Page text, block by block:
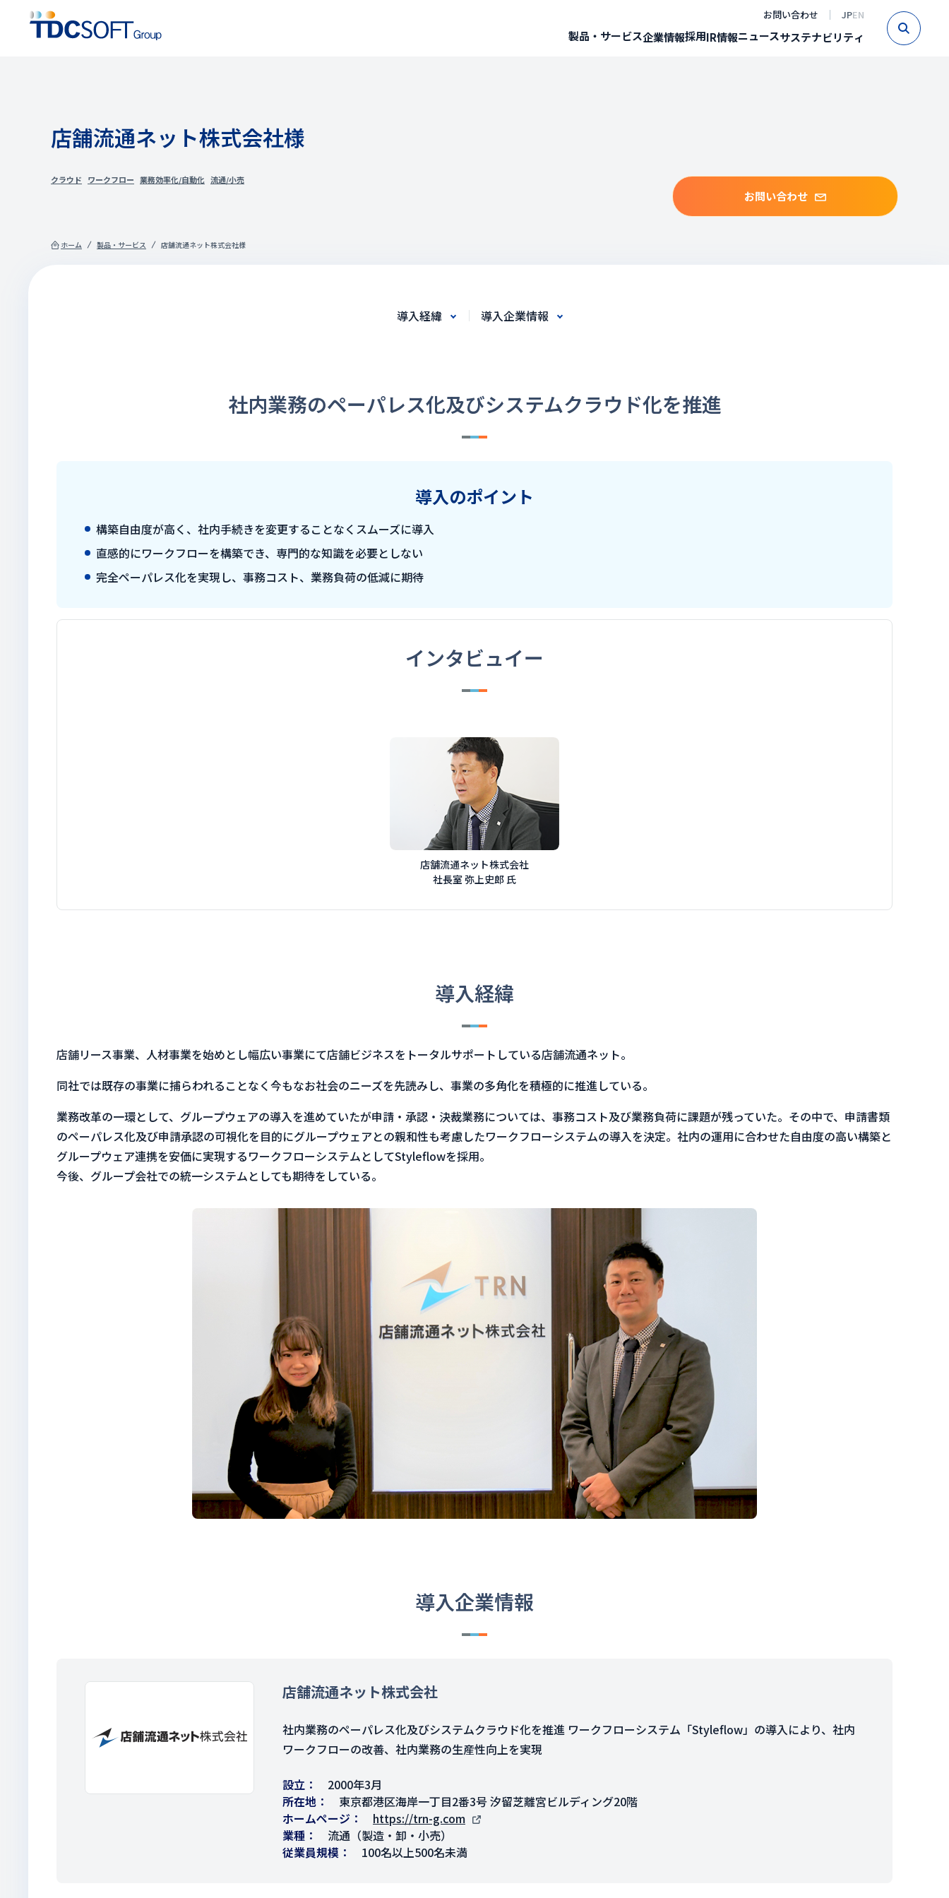
製品・サービス企業情報採用IR情報ニュースサステナビリティ
お問い合わせ JPEN
店舗流通ネット株式会社様
クラウド ワークフロー 業務効率化/自動化 流通/小売
お問い合わせ
ホーム 製品・サービス 店舗流通ネット株式会社様
導入経緯 導入企業情報
社内業務のペーパレス化及びシステムクラウド化を推進
導入のポイント
構築自由度が高く、社内手続きを変更することなくスムーズに導入
直感的にワークフローを構築でき、専門的な知識を必要としない
完全ペーパレス化を実現し、事務コスト、業務負荷の低減に期待
インタビュイー
店舗流通ネット株式会社
社長室 弥上史郎 氏
導入経緯
店舗リース事業、人材事業を始めとし幅広い事業にて店舗ビジネスをトータルサポートしている店舗流通ネット。
同社では既存の事業に捕らわれることなく今もなお社会のニーズを先読みし、事業の多角化を積極的に推進している。
業務改革の一環として、グループウェアの導入を進めていたが申請・承認・決裁業務については、事務コスト及び業務負荷に課題が残っていた。その中で、申請書類
のペーパレス化及び申請承認の可視化を目的にグループウェアとの親和性も考慮したワークフローシステムの導入を決定。社内の運用に合わせた自由度の高い構築と
グループウェア連携を安価に実現するワークフローシステムとしてStyleflowを採用。
今後、グループ会社での統一システムとしても期待をしている。
導入企業情報
店舗流通ネット株式会社
社内業務のペーパレス化及びシステムクラウド化を推進 ワークフローシステム「Styleflow」の導入により、社内
ワークフローの改善、社内業務の生産性向上を実現
設立
2000年3月
所在地
東京都港区海岸一丁目2番3号 汐留芝離宮ビルディング20階
ホームページ
https://trn-g.com
業種
流通（製造・卸・小売）
従業員規模
100名以上500名未満